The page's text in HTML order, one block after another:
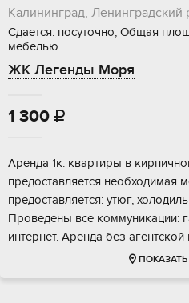
Калининград, Ленинградский
Сдается: посуточно, Общая
мебелью
ЖК Легенды Моря
1 300 
Аренда 1к. квартиры в
предоставляется необходимая
предоставляется: утюг,
Проведены все коммуникации:
интернет. Аренда без агентской